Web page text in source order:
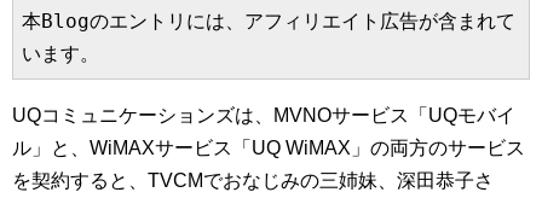
本Blogのエントリには、アフィリエイト広告が含まれて
います。
UQコミュニケーションズは、MVNOサービス「UQモバイ
ル」と、WiMAXサービス「UQ WiMAX」の両方のサービス
を契約すると、TVCMでおなじみの三姉妹、深田恭子さ